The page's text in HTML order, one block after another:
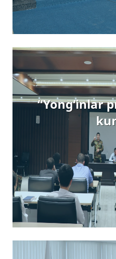
“Yong‘inlar